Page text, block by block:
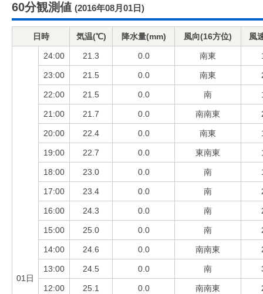
60分観測値 (2016年08月01日)
日時 気温(℃) 降水量(mm) 風向(16方位) 風
01日
24:00 21.3 0.0 南東
23:00 21.5 0.0 南東
22:00 21.5 0.0 南
21:00 21.7 0.0 南南東
20:00 22.4 0.0 南東
19:00 22.7 0.0 東南東
18:00 23.0 0.0 南
17:00 23.4 0.0 南
16:00 24.3 0.0 南
15:00 25.0 0.0 南
14:00 24.6 0.0 南南東
13:00 24.5 0.0 南
12:00 25.1 0.0 南南東